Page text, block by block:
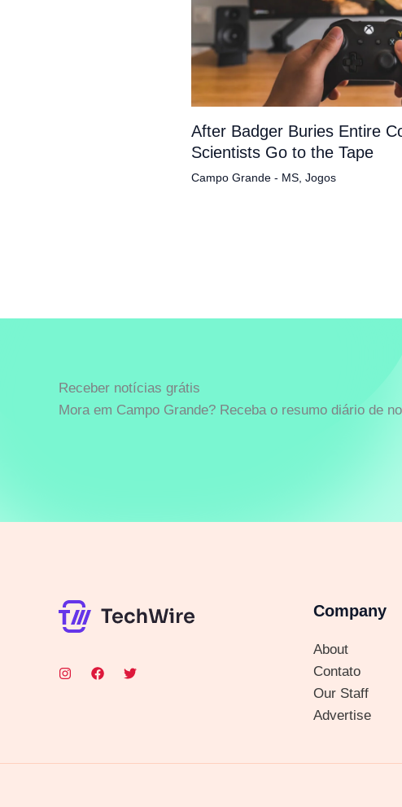
After Badger Buries Entire
Scientists Go to the Tape
Campo Grande - MS, Jogos
Receber notícias grátis
Mora em Campo Grande? Receba o resumo diário de
Company
About
Contato
Our Staff
Advertise